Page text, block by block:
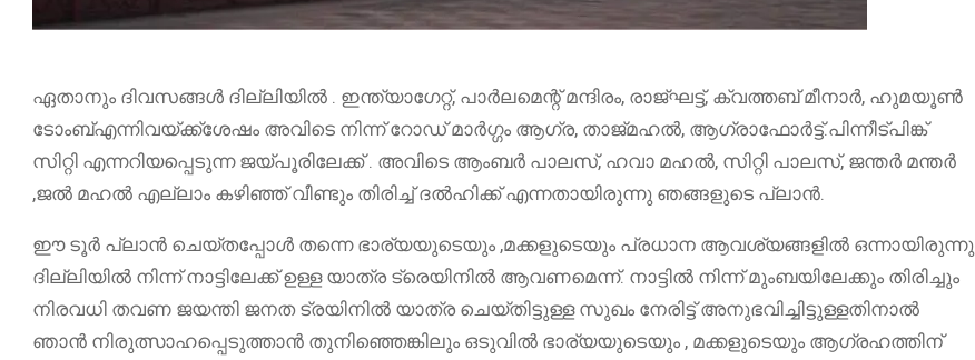
ഏതാനും ദിവസങ്ങൾ ദില്ലിയിൽ . ഇന്ത്യാഗേറ്റ്, പാർലമെന്റ് മന്ദിരം, രാജ്ഘട്ട്, ക്വത്തബ് മീനാർ, ഹുമയൂൺ
ടോംബ്എന്നിവയ്ക്ക്ശേഷം അവിടെ നിന്ന് റോഡ് മാർഗ്ഗം ആഗ്ര, താജ്മഹൽ, ആഗ്രാഫോർട്ട്.പിന്നീട്പിങ്ക്
സിറ്റി എന്നറിയപ്പെടുന്ന ജയ്പൂരിലേക്ക് . അവിടെ ആംബർ പാലസ്, ഹവാ മഹൽ, സിറ്റി പാലസ്, ജന്തർ മന്തർ
,ജൽ മഹൽ എല്ലാം കഴിഞ്ഞ് വീണ്ടും തിരിച്ച് ദൽഹിക്ക് എന്നതായിരുന്നു ഞങ്ങളുടെ പ്ലാൻ.
ഈ ടൂർ പ്ലാൻ ചെയ്തപ്പോൾ തന്നെ ഭാര്യയുടെയും ,മക്കളുടെയും പ്രധാന ആവശ്യങ്ങളിൽ ഒന്നായിരുന്നു
ദില്ലിയിൽ നിന്ന് നാട്ടിലേക്ക് ഉള്ള യാത്ര ട്രെയിനിൽ ആവണമെന്ന്. നാട്ടിൽ നിന്ന് മുംബയിലേക്കും തിരിച്ചും
നിരവധി തവണ ജയന്തി ജനത ട്രയിനിൽ യാത്ര ചെയ്തിട്ടുള്ള സുഖം നേരിട്ട് അനുഭവിച്ചിട്ടുള്ളതിനാൽ
ഞാൻ നിരുത്സാഹപ്പെടുത്താൻ തുനിഞ്ഞെങ്കിലും ഒടുവിൽ ഭാര്യയുടെയും , മക്കളുടെയും ആഗ്രഹത്തിന്